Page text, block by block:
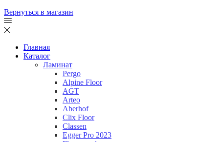
Вернуться в магазин
Главная
Каталог
Ламинат
Pergo
Alpine Floor
AGT
Arteo
Aberhof
Clix Floor
Classen
Egger Pro 2023